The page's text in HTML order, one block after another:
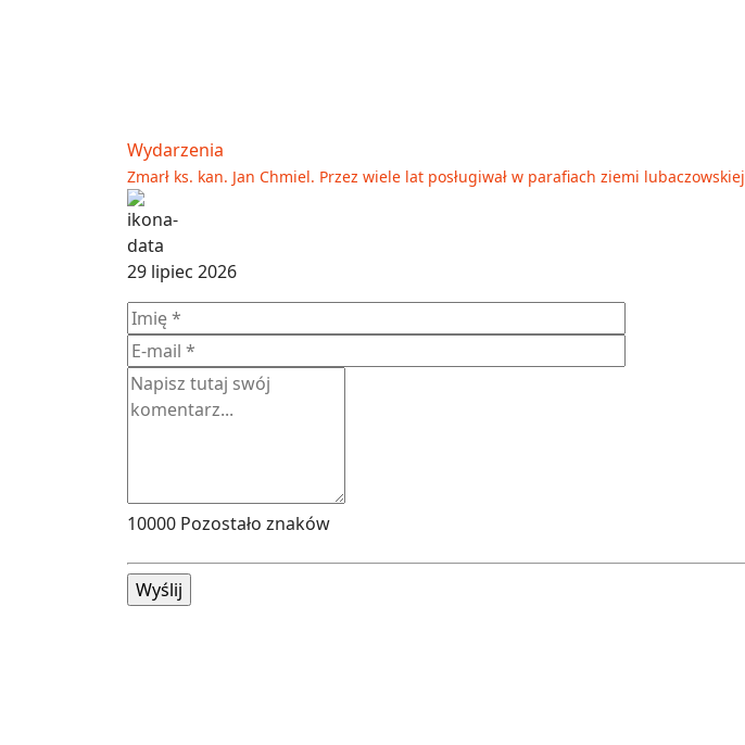
Wydarzenia
Zmarł ks. kan. Jan Chmiel. Przez wiele lat posługiwał w parafiach ziemi lubaczowskiej
29 lipiec 2026
10000 Pozostało znaków
Wyślij